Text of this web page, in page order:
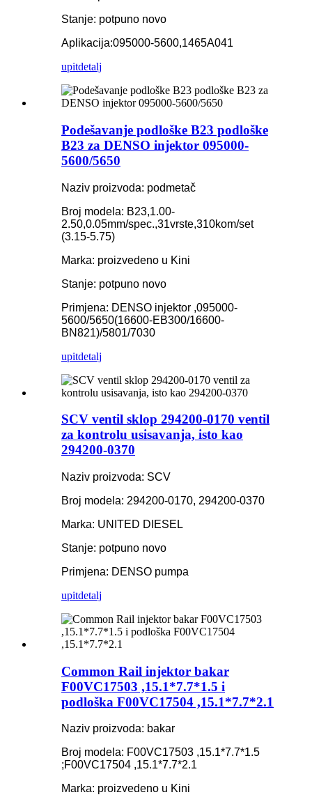
Stanje: potpuno novo
Aplikacija:095000-5600,1465A041
upitdetalj
Podešavanje podloške B23 podloške
B23 za DENSO injektor 095000-
5600/5650
Naziv proizvoda: podmetač
Broj modela: B23,1.00-
2.50,0.05mm/spec.,31vrste,310kom/set
(3.15-5.75)
Marka: proizvedeno u Kini
Stanje: potpuno novo
Primjena: DENSO injektor ,095000-
5600/5650(16600-EB300/16600-
BN821)/5801/7030
upitdetalj
SCV ventil sklop 294200-0170 ventil
za kontrolu usisavanja, isto kao
294200-0370
Naziv proizvoda: SCV
Broj modela: 294200-0170, 294200-0370
Marka: UNITED DIESEL
Stanje: potpuno novo
Primjena: DENSO pumpa
upitdetalj
Common Rail injektor bakar
F00VC17503 ,15.1*7.7*1.5 i
podloška F00VC17504 ,15.1*7.7*2.1
Naziv proizvoda: bakar
Broj modela: F00VC17503 ,15.1*7.7*1.5
;F00VC17504 ,15.1*7.7*2.1
Marka: proizvedeno u Kini